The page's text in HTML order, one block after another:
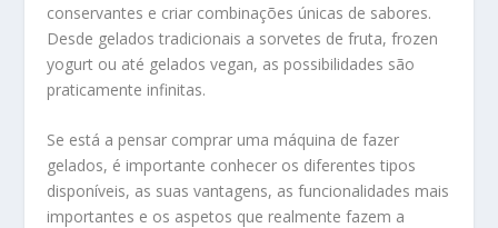
conservantes e criar combinações únicas de sabores.
Desde gelados tradicionais a sorvetes de fruta, frozen
yogurt ou até gelados vegan, as possibilidades são
praticamente infinitas.
Se está a pensar comprar uma máquina de fazer
gelados, é importante conhecer os diferentes tipos
disponíveis, as suas vantagens, as funcionalidades mais
importantes e os aspetos que realmente fazem a